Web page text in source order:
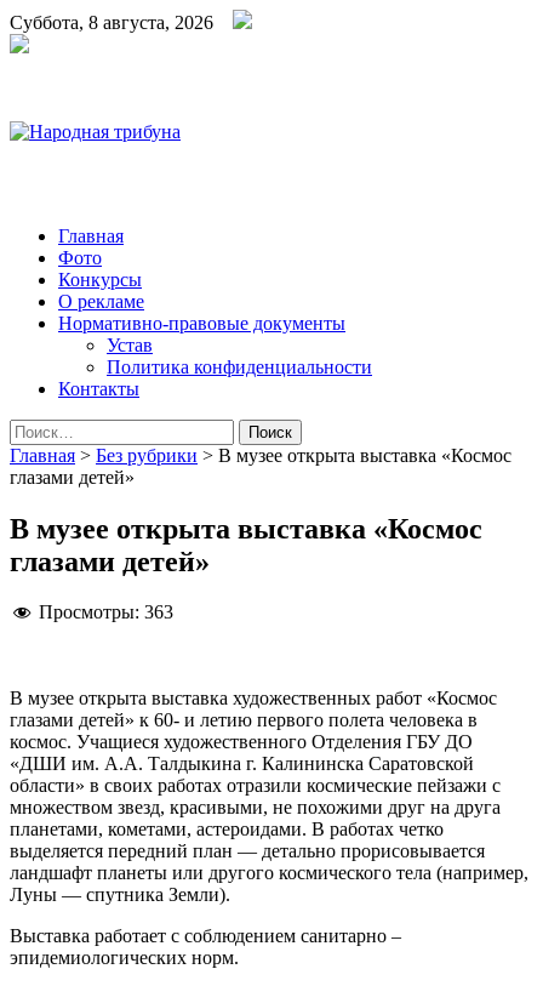
Суббота, 8 августа, 2026
Народная трибуна
Калининская районная газета
Главная
Фото
Конкурсы
О рекламе
Нормативно-правовые документы
Устав
Политика конфиденциальности
Контакты
Найти:
Главная > Без рубрики > В музее открыта выставка «Космос
глазами детей»
В музее открыта выставка «Космос
глазами детей»
Просмотры: 363
В музее открыта выставка художественных работ «Космос
глазами детей» к 60- и летию первого полета человека в
космос. Учащиеся художественного Отделения ГБУ ДО
«ДШИ им. А.А. Талдыкина г. Калининска Саратовской
области» в своих работах отразили космические пейзажи с
множеством звезд, красивыми, не похожими друг на друга
планетами, кометами, астероидами. В работах четко
выделяется передний план — детально прорисовывается
ландшафт планеты или другого космического тела (например,
Луны — спутника Земли).
Выставка работает с соблюдением санитарно –
эпидемиологических норм.